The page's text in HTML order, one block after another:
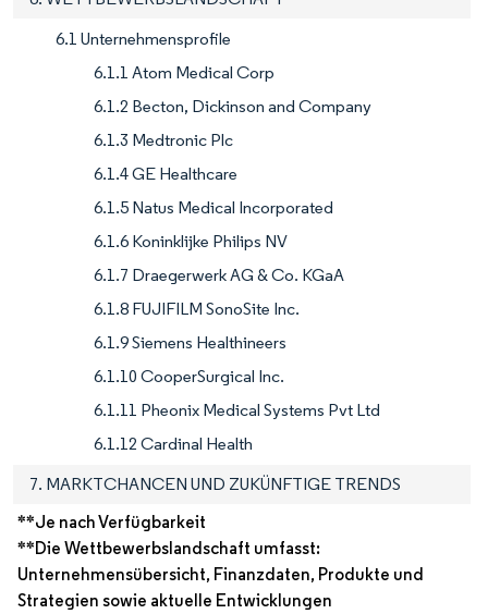
6.1 Unternehmensprofile
6.1.1 Atom Medical Corp
6.1.2 Becton, Dickinson and Company
6.1.3 Medtronic Plc
6.1.4 GE Healthcare
6.1.5 Natus Medical Incorporated
6.1.6 Koninklijke Philips NV
6.1.7 Draegerwerk AG & Co. KGaA
6.1.8 FUJIFILM SonoSite Inc.
6.1.9 Siemens Healthineers
6.1.10 CooperSurgical Inc.
6.1.11 Pheonix Medical Systems Pvt Ltd
6.1.12 Cardinal Health
7. MARKTCHANCEN UND ZUKÜNFTIGE TRENDS
**Je nach Verfügbarkeit
**Die Wettbewerbslandschaft umfasst:
Unternehmensübersicht, Finanzdaten, Produkte und
Strategien sowie aktuelle Entwicklungen